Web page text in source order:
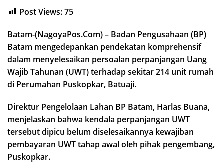
Post Views:75
Batam-(NagoyaPos.Com) – Badan Pengusahaan (BP)
Batam mengedepankan pendekatan komprehensif
dalam menyelesaikan persoalan perpanjangan Uang
Wajib Tahunan (UWT) terhadap sekitar 214 unit rumah
di Perumahan Puskopkar, Batuaji.
Direktur Pengelolaan Lahan BP Batam, Harlas Buana,
menjelaskan bahwa kendala perpanjangan UWT
tersebut dipicu belum diselesaikannya kewajiban
pembayaran UWT tahap awal oleh pihak pengembang,
Puskopkar.